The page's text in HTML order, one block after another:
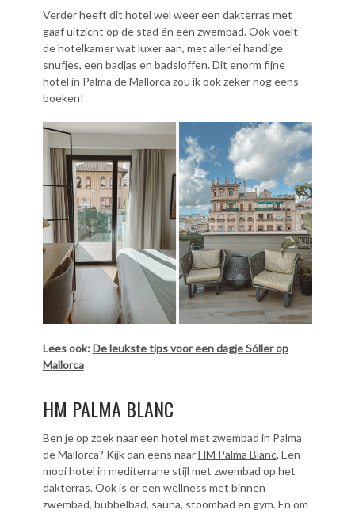
Verder heeft dit hotel wel weer een dakterras met
gaaf uitzicht op de stad én een zwembad. Ook voelt
de hotelkamer wat luxer aan, met allerlei handige
snufjes, een badjas en badsloffen. Dit enorm fijne
hotel in Palma de Mallorca zou ik ook zeker nog eens
boeken!
Lees ook:De leukste tips voor een dagje Sóller op
Mallorca
HM PALMA BLANC
Ben je op zoek naar een hotel met zwembad in Palma
de Mallorca? Kijk dan eens naarHM Palma Blanc. Een
mooi hotel in mediterrane stijl met zwembad op het
dakterras. Ook is er een wellness met binnen
zwembad, bubbelbad, sauna, stoombad en gym. En om